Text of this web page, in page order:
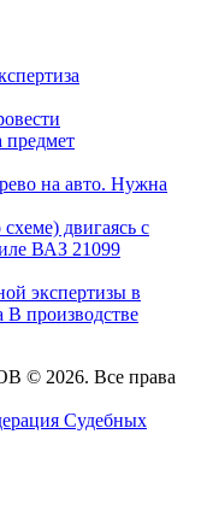
предмет
на авто. Нужна
двигаясь с
ВАЗ 21099
экспертизы в
В производстве
2026. Все права
Судебных